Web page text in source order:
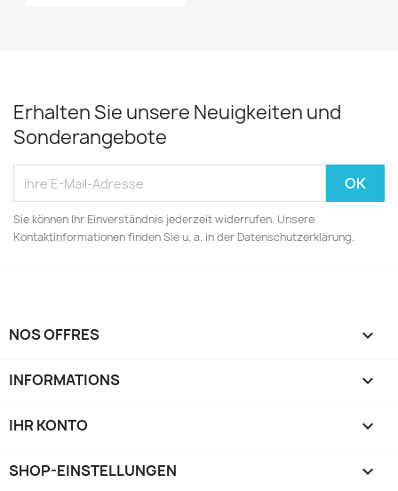
Erhalten Sie unsere Neuigkeiten und
Sonderangebote
Sie können Ihr Einverständnis jederzeit widerrufen. Unsere
Kontaktinformationen finden Sie u. a. in der Datenschutzerklärung.
NOS OFFRES 
INFORMATIONS 
IHR KONTO 
SHOP-EINSTELLUNGEN keyboard_arrow_down